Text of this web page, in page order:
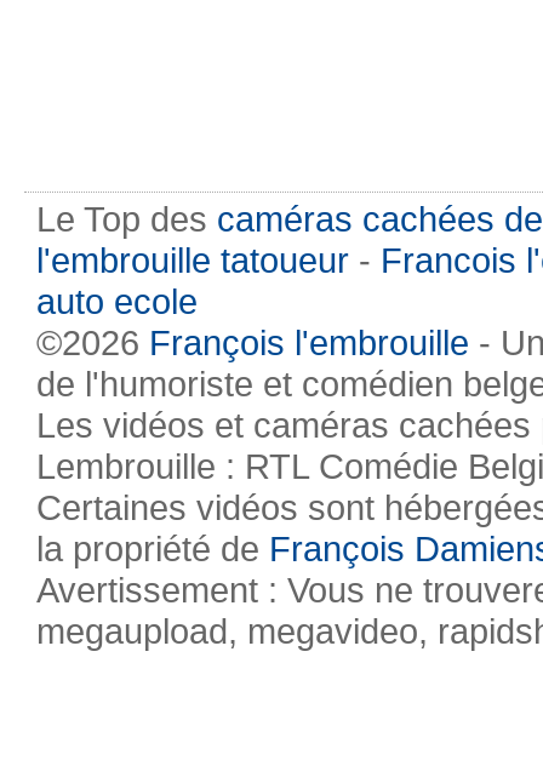
Le Top des caméras cachées
l'embrouille tatoueur - Francois
auto ecole
©2026 François l'embrouille -
de l'humoriste et comédien
Les vidéos et caméras
Lembrouille : RTL Comédie
Certaines vidéos sont
la propriété de François
Avertissement : Vous ne
megaupload, megavideo,